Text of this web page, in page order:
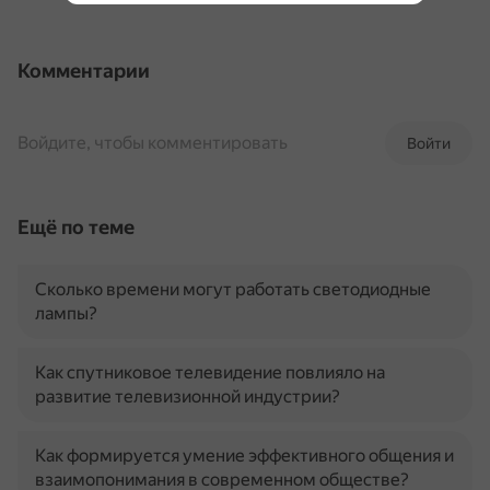
Комментарии
Войти
Войдите, чтобы комментировать
Ещё по теме
Сколько времени могут работать светодиодные
лампы?
Как спутниковое телевидение повлияло на
развитие телевизионной индустрии?
Как формируется умение эффективного общения и
взаимопонимания в современном обществе?